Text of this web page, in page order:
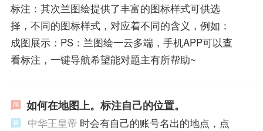
标注：其次兰图绘提供了丰富的图标样式可供选
择，不同的图标样式，对应着不同的含义，例如：
成图展示：PS：兰图绘一云多端，手机APP可以查
看标注，一键导航希望能对题主有所帮助~
如何在地图上。标注自己的位置。
中华王皇帝 时会有自己的账号名出的地点，点